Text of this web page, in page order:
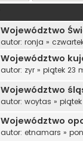
Województwo
autor: ronja »
Województwo
autor: zyr » piątek 23
Województwo
autor: woytas »
Województwo
autor: etnamars »